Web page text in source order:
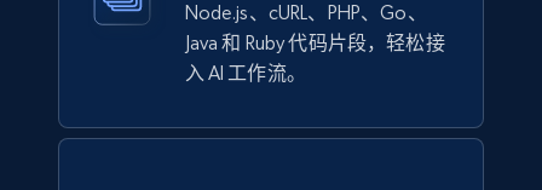
Lazada - Products
URL, Title, Rating, Reviews, Initial price, Final
price, Currency, Stock, and more.
Node.js、cURL、PHP、Go、
Java 和 Ruby 代码片段，轻松接
入 AI 工作流。